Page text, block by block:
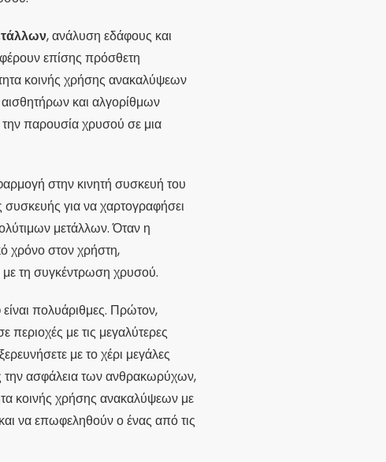
, ανάλυση εδάφους και
επίσης πρόσθετη
κοινής χρήσης ανακαλύψεων
και αλγορίθμων
παρουσία χρυσού σε μια
στην κινητή συσκευή του
συσκευής για να χαρτογραφήσει
μετάλλων. Όταν η
χρόνο στον χρήστη,
με τη συγκέντρωση χρυσού.
είναι πολυάριθμες. Πρώτον,
περιοχές με τις μεγαλύτερες
με το χέρι μεγάλες
την ασφάλεια των ανθρακωρύχων,
κοινής χρήσης ανακαλύψεων με
να επωφεληθούν ο ένας από τις